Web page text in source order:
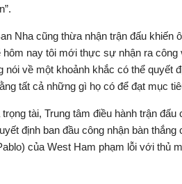
Nha cũng thừa nhận trận đấu khiến
hôm nay tôi mới thực sự nhận ra
nói về một khoảnh khắc có thể quyết
tất cả những gì họ có để đạt mục
tài, Trung tâm điều hành trận đấu
định ban đầu công nhận bàn
của West Ham phạm lỗi với thủ